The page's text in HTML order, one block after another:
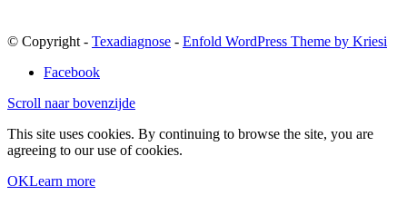
© Copyright - Texadiagnose - Enfold WordPress Theme by Kriesi
Facebook
Scroll naar bovenzijde
This site uses cookies. By continuing to browse the site, you are
agreeing to our use of cookies.
OKLearn more